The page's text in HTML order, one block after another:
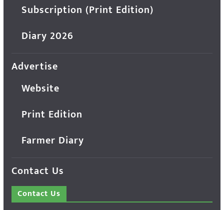
Subscription (Print Edition)
Diary 2026
Advertise
Website
Print Edition
Farmer Diary
Contact Us
Contact Us